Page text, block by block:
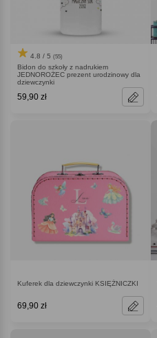
4.8 / 5 (55)
Bidon do szkoły z nadrukiem
JEDNOROŻEC prezent urodzinowy dla
dziewczynki
59,90 zł
Kuferek dla dziewczynki KSIĘŻNICZKI
69,90 zł